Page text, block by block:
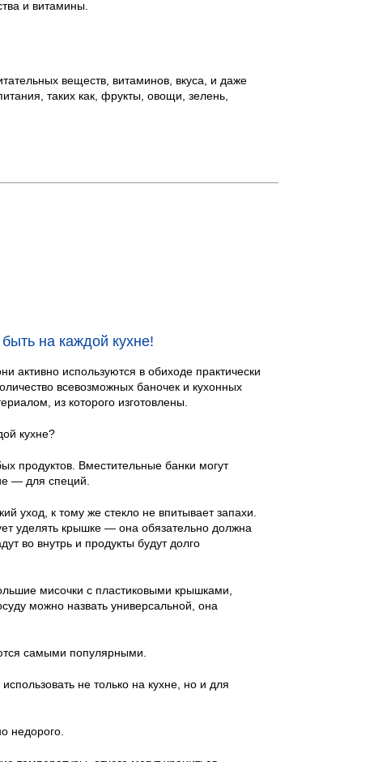
и витамины.
веществ, витаминов, вкуса, и даже
таких как, фрукты, овощи, зелень,
на каждой кухне!
активно используются в обиходе практически
всевозможных баночек и кухонных
из которого изготовлены.
кухне?
продуктов. Вместительные банки могут
— для специй.
уход, к тому же стекло не впитывает запахи.
уделять крышке — она обязательно должна
во внутрь и продукты будут долго
мисочки с пластиковыми крышками,
можно назвать универсальной, она
самыми популярными.
не только на кухне, но и для
недорого.